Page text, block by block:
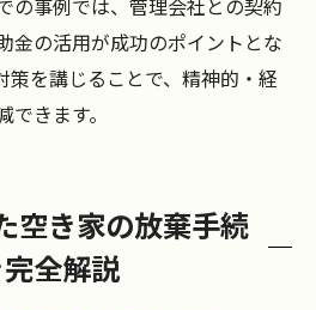
の事例では、管理会社との契約
金の活用が成功のポイントとな
策を講じることで、精神的・経
きます。
空き家の放棄手続
全解説